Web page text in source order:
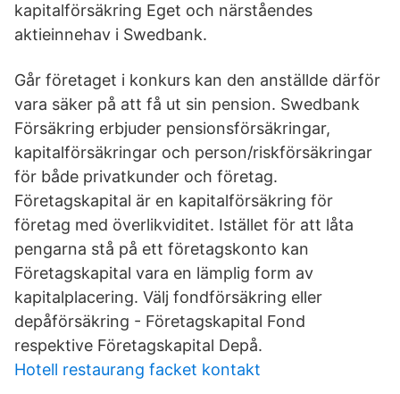
kapitalförsäkring Eget och närståendes
aktieinnehav i Swedbank.
Går företaget i konkurs kan den anställde därför
vara säker på att få ut sin pension. Swedbank
Försäkring erbjuder pensionsförsäkringar,
kapitalförsäkringar och person/riskförsäkringar
för både privatkunder och företag.
Företagskapital är en kapitalförsäkring för
företag med överlikviditet. Istället för att låta
pengarna stå på ett företagskonto kan
Företagskapital vara en lämplig form av
kapitalplacering. Välj fondförsäkring eller
depåförsäkring - Företagskapital Fond
respektive Företagskapital Depå.
Hotell restaurang facket kontakt